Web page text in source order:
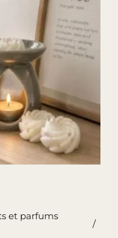
et parfums
/